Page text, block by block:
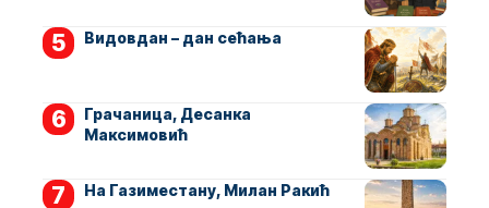
Видовдан – дан сећања
Грачаница, Десанка
Максимовић
На Газиместану, Милан Ракић